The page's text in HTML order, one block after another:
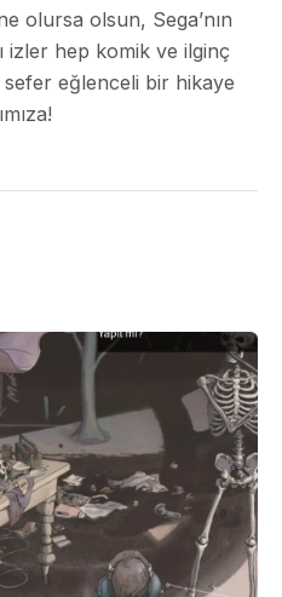
olursa olsun, Sega’nın
izler hep komik ve ilginç
eğlenceli bir hikaye